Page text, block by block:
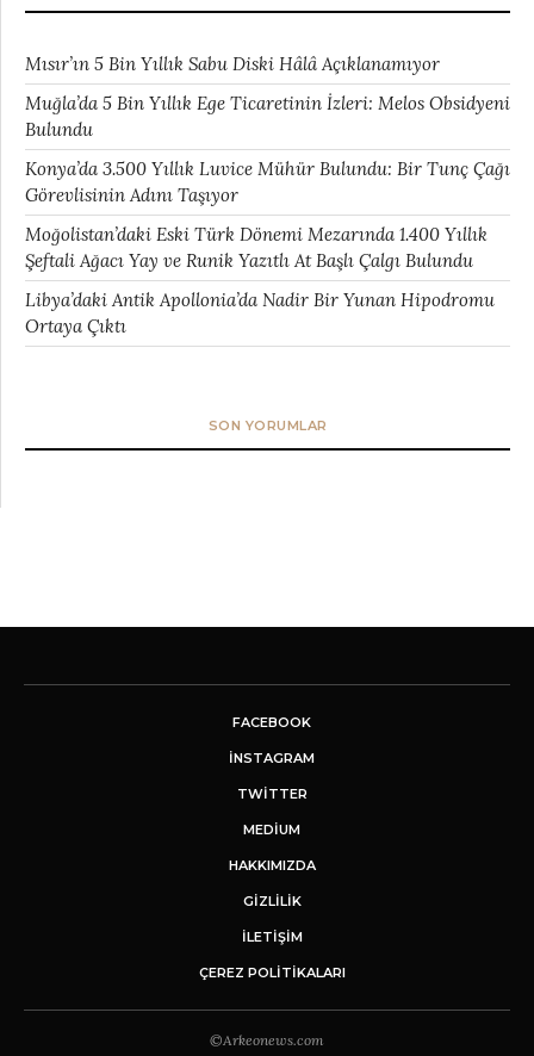
Mısır’ın 5 Bin Yıllık Sabu Diski Hâlâ Açıklanamıyor
Muğla’da 5 Bin Yıllık Ege Ticaretinin İzleri: Melos Obsidyeni
Bulundu
Konya’da 3.500 Yıllık Luvice Mühür Bulundu: Bir Tunç Çağı
Görevlisinin Adını Taşıyor
Moğolistan’daki Eski Türk Dönemi Mezarında 1.400 Yıllık
Şeftali Ağacı Yay ve Runik Yazıtlı At Başlı Çalgı Bulundu
Libya’daki Antik Apollonia’da Nadir Bir Yunan Hipodromu
Ortaya Çıktı
SON YORUMLAR
FACEBOOK
INSTAGRAM
TWITTER
MEDIUM
HAKKIMIZDA
GİZLİLİK
İLETIŞIM
ÇEREZ POLITIKALARI
©Arkeonews.com